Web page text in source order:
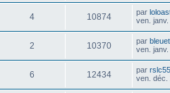
4 10874 par
ven.
2 10370 par
ven.
6 12434 par rslc55
ven. déc.